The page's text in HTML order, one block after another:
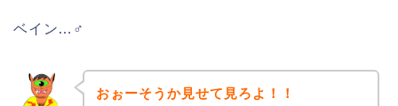
ベイン…♂
おぉーそうか見せて見ろよ！！